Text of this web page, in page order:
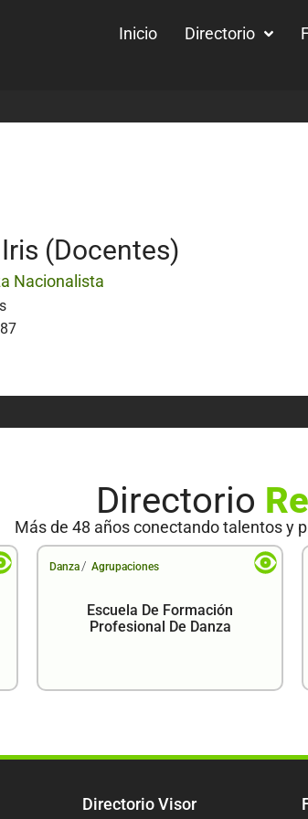
Inicio Directorio
(Docentes)
Nacionalista
Directorio
Más de 48 años conectando talentos y
Danza / Agrupaciones
Escuela De Formación
Profesional De Danza
Directorio Visor